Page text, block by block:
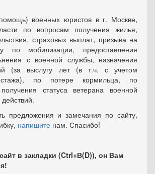
военных юристов в г. Москве,
по вопросам получения жилья,
страховых выплат, призыва на
по мобилизации, предоставления
с военной службы, назначения
(за выслугу лет (в т.ч. с учетом
стажа), по потере кормильца, по
статуса ветерана военной
предложения и замечания по сайту,
напишите нам. Спасибо!
в закладки (Ctrl+В(D)), он Вам